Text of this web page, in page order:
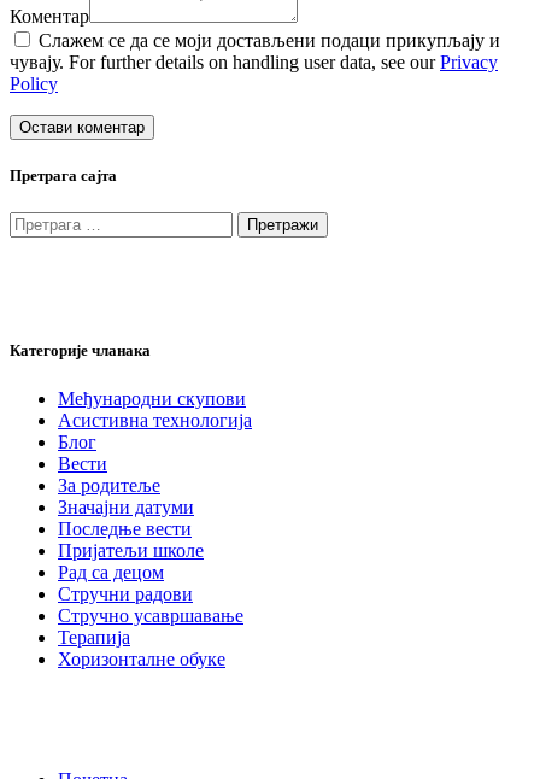
Коментар
Слажем се да се моји достављени подаци прикупљају и
чувају. For further details on handling user data, see ourPrivacy
Policy
Претрага сајта
Претрага
за:
Категорије чланака
Међународни скупови
Асистивна технологија
Блог
Вести
За родитеље
Значајни датуми
Последње вести
Пријатељи школе
Рад са децом
Стручни радови
Стручно усавршавање
Терапија
Хоризонталне обуке